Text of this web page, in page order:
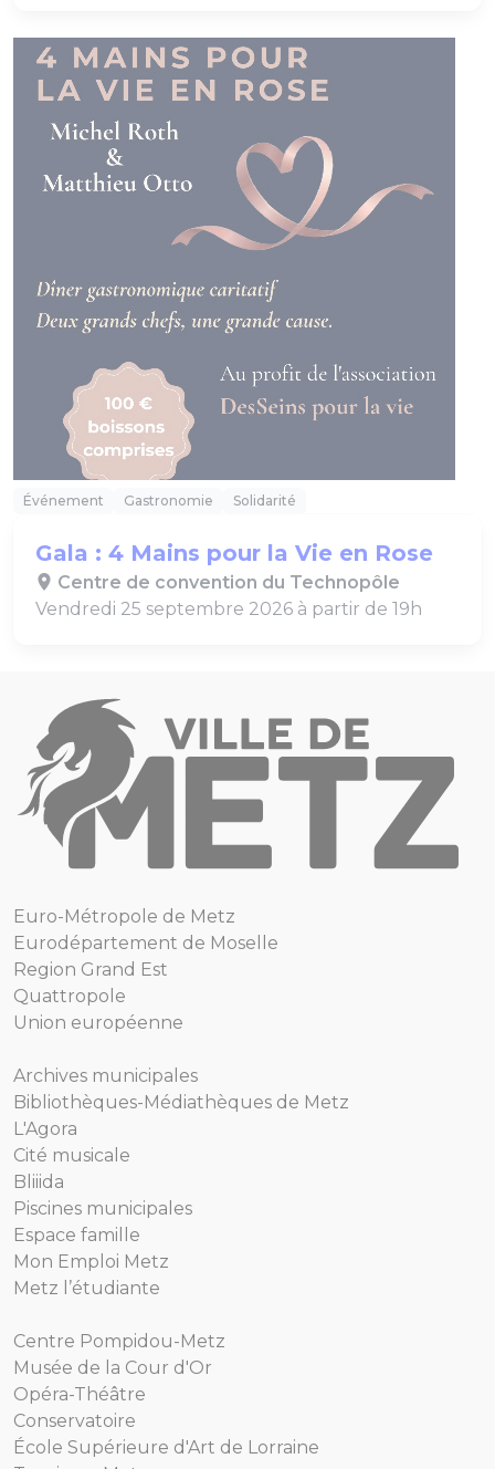
Événement Gastronomie Solidarité
Gala : 4 Mains pour la Vie en Rose
Centre de convention du Technopôle
Vendredi 25 septembre 2026 à partir de 19h
Euro-Métropole de Metz
Eurodépartement de Moselle
Region Grand Est
Quattropole
Union européenne
Archives municipales
Bibliothèques-Médiathèques de Metz
L'Agora
Cité musicale
Bliiida
Piscines municipales
Espace famille
Mon Emploi Metz
Metz l’étudiante
Centre Pompidou-Metz
Musée de la Cour d'Or
Opéra-Théâtre
Conservatoire
École Supérieure d'Art de Lorraine